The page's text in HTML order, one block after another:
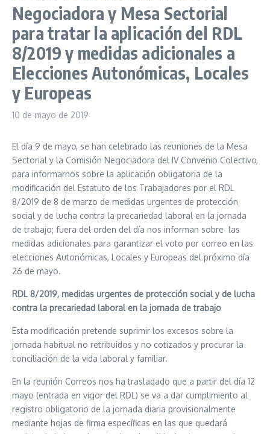
Negociadora y Mesa Sectorial
para tratar la aplicación del RDL
8/2019 y medidas adicionales a
Elecciones Autonómicas, Locales
y Europeas
10 de mayo de 2019
El día 9 de mayo, se han celebrado las reuniones de la Mesa
Sectorial y la Comisión Negociadora del IV Convenio Colectivo,
para informarnos sobre la aplicación obligatoria de la
modificación del Estatuto de los Trabajadores por el RDL
8/2019 de 8 de marzo de medidas urgentes de protección
social y de lucha contra la precariedad laboral en la jornada
de trabajo; fuera del orden del día nos informan sobre las
medidas adicionales para garantizar el voto por correo en las
elecciones Autonómicas, Locales y Europeas del próximo día
26 de mayo.
RDL 8/2019, medidas urgentes de protección social y de lucha
contra la precariedad laboral en la jornada de trabajo
Esta modificación pretende suprimir los excesos sobre la
jornada habitual no retribuidos y no cotizados y procurar la
conciliación de la vida laboral y familiar.
En la reunión Correos nos ha trasladado que a partir del día 12
mayo (entrada en vigor del RDL) se va a dar cumplimiento al
registro obligatorio de la jornada diaria provisionalmente
mediante hojas de firma específicas en las que quedará